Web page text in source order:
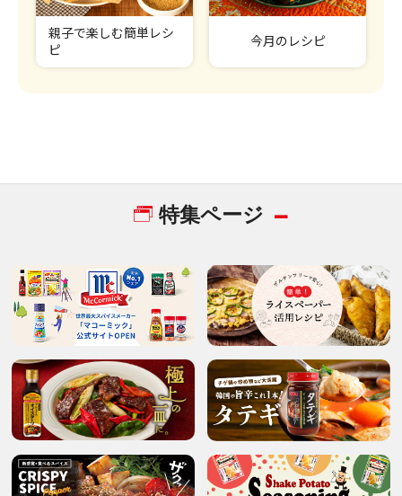
親子で楽しむ簡単レシ
ピ
今月のレシピ
特集ページ